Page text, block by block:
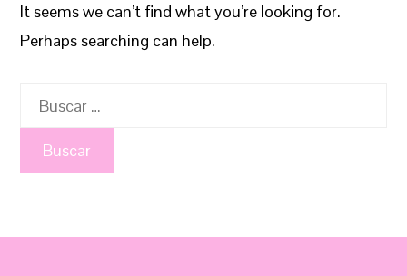
It seems we can’t find what you’re looking for.
Perhaps searching can help.
Buscar: